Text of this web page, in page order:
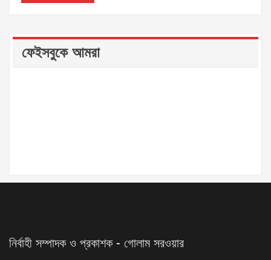
ফেইসবুকে আমরা
নির্বাহী সম্পাদক ও প্রকাশক - গোলাম সরওয়ার